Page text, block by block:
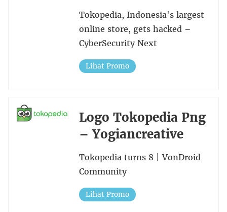
Tokopedia, Indonesia's largest
online store, gets hacked –
CyberSecurity Next
Lihat Promo
Logo Tokopedia Png
– Yogiancreative
Tokopedia turns 8 | VonDroid
Community
Lihat Promo